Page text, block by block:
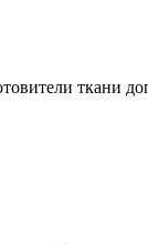
ткани